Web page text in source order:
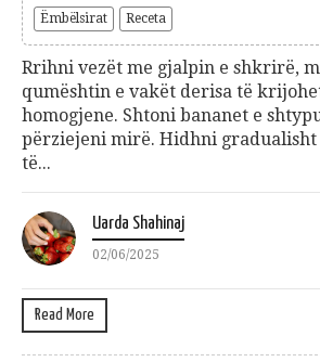
Ëmbëlsirat Receta
Rrihni vezët me gjalpin e shkrirë,
qumështin e vakët derisa të
homogjene. Shtoni bananet e
përziejeni mirë. Hidhni
të...
Uarda Shahinaj
02/06/2025
Read More